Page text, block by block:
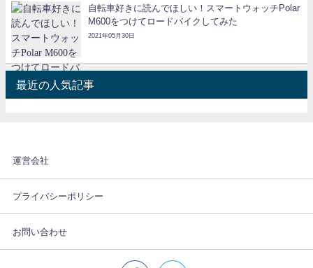
自転車好きに読んでほしい！スマートウォッチPolar
M600をつけてロードバイクしてみた
2021年05月30日
最近の人気記事
運営会社
プライバシーポリシー
お問い合わせ